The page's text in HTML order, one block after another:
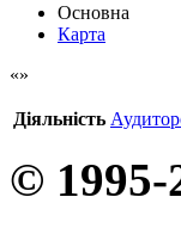
Основна
Карта
Діяльність
© 1995-